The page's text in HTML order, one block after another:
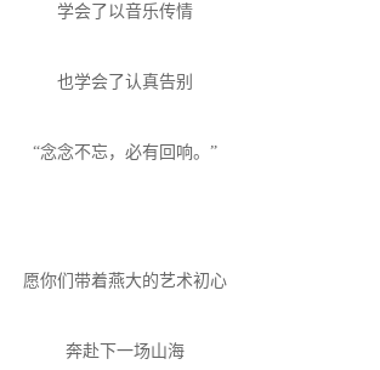
学会了以音乐传情
也学会了认真告别
“念念不忘，必有回响。”
愿你们带着燕大的艺术初心
奔赴下一场山海